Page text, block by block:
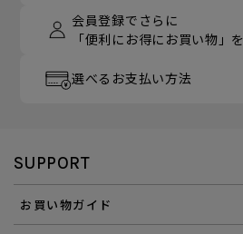
会員登録でさらに
「便利にお得にお買い物」を
選べるお支払い方法
SUPPORT
お買い物ガイド